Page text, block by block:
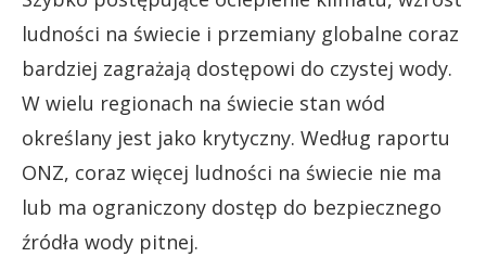
ludności na świecie i przemiany globalne coraz
bardziej zagrażają dostępowi do czystej wody.
W wielu regionach na świecie stan wód
określany jest jako krytyczny. Według raportu
ONZ, coraz więcej ludności na świecie nie ma
lub ma ograniczony dostęp do bezpiecznego
źródła wody pitnej.